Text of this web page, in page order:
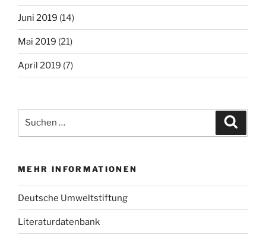
Juni 2019 (14)
Mai 2019 (21)
April 2019 (7)
nach:
MEHR INFORMATIONEN
Deutsche Umweltstiftung
Literaturdatenbank